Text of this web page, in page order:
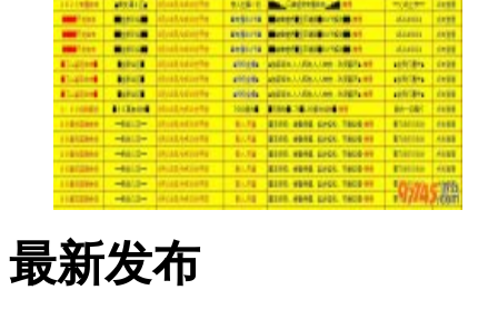
最新发布